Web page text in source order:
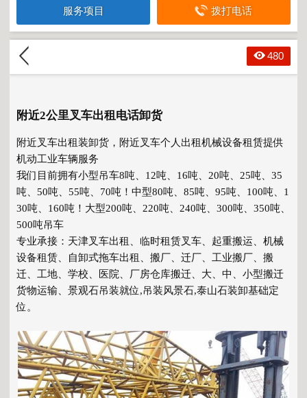
服务项目 拨打电话
480
附近2公里叉车出租电话卸货
附近叉车出租装卸货 ，附近叉车个人出租机械设备租赁提供
机动工业车辆服务
我们目前拥有小型吊车8吨、12吨、16吨、20吨、25吨、35
吨、50吨、55吨、70吨！中型80吨、85吨、95吨、100吨、1
30吨、160吨！大型200吨、220吨、240吨、300吨、350吨、
500吨吊车
专业承接：天津叉车出租、临时租赁叉车、起重搬运、机械
设备租赁、自卸式拖车出租、搬厂、迁厂、工业搬厂、搬
迁、工地、学校、医院、厂房仓库搬迁、大、中、小型搬迁
货物运输、景观石吊装就位,吊装风景石,泰山石装卸基础定
位。